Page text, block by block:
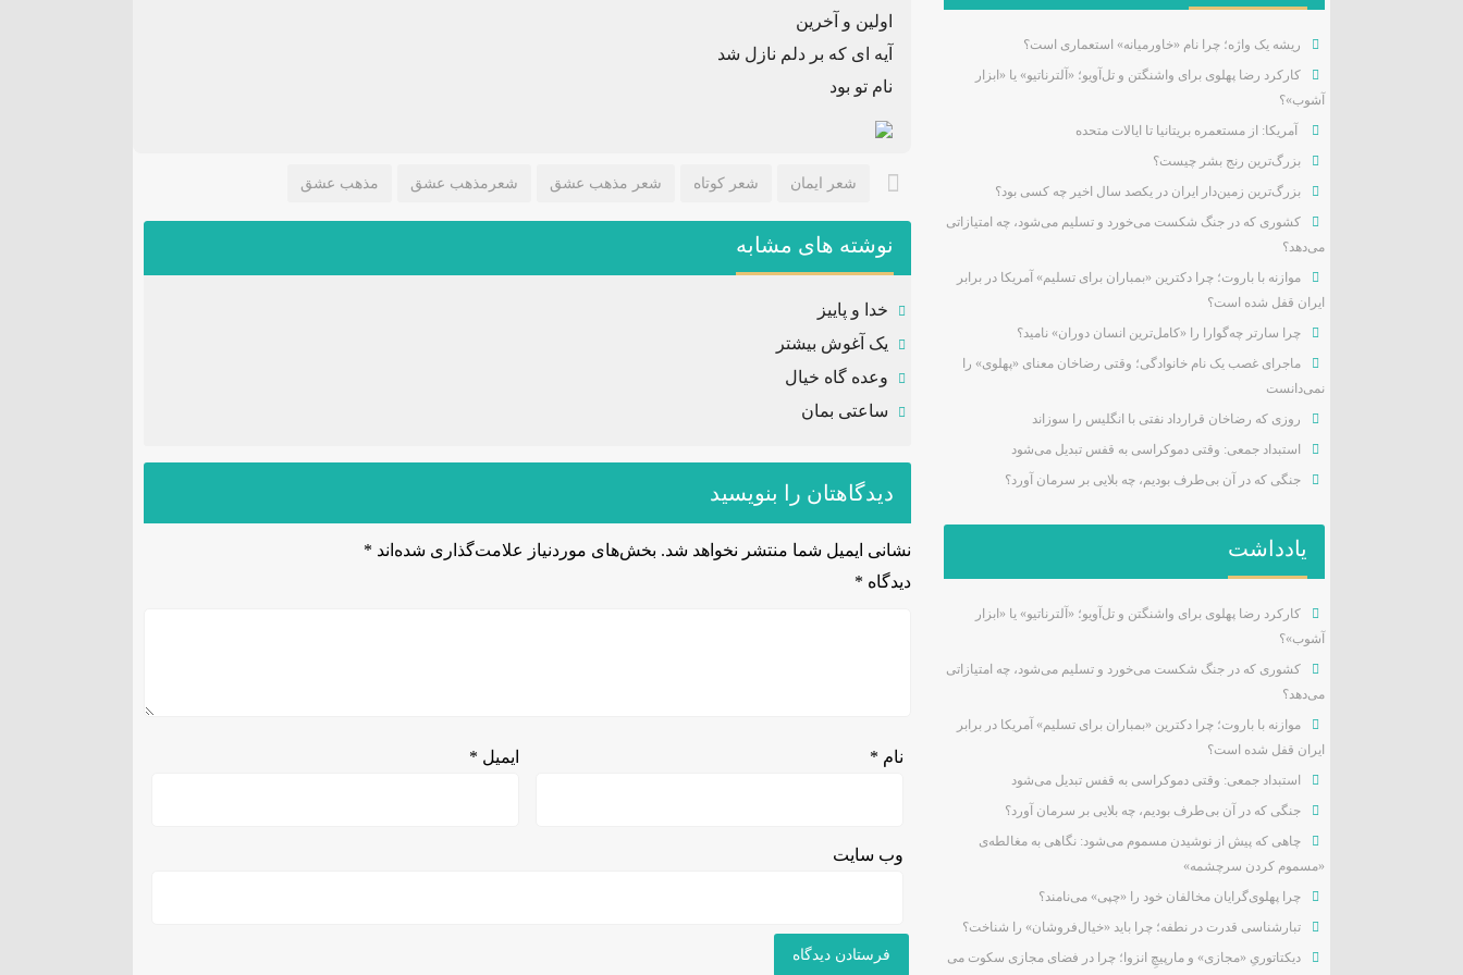
اولین و آخرین
آیه ای که بر دلم نازل شد
نام تو بود
شعر ایمان شعر کوتاه شعر مذهب عشق شعرمذهب عشق مذهب عشق
نوشته های مشابه
خدا و پاییز
یک آغوش بیشتر
وعده گاه خیال
ساعتی بمان
دیدگاهتان را بنویسید
نشانی ایمیل شما منتشر نخواهد شد. بخش‌های موردنیاز علامت‌گذاری شده‌اند *
دیدگاه *
نام * ایمیل *
وب‌ سایت
ریشه یک واژه؛ چرا نام «خاورمیانه» استعماری است؟
کارکرد رضا پهلوی برای واشنگتن و تل‌آویو؛ «آلترناتیو» یا «ابزار
آشوب»؟
آمریکا: از مستعمره بریتانیا تا ایالات متحده
بزرگ‌ترین رنج بشر چیست؟
بزرگ‌ترین زمین‌دار ایران در یکصد سال اخیر چه کسی بود؟
کشوری که در جنگ شکست می‌خورد و تسلیم می‌شود، چه امتیازاتی
می‌دهد؟
موازنه با باروت؛ چرا دکترین «بمباران برای تسلیم» آمریکا در برابر
ایران قفل شده است؟
چرا سارتر چه‌گوارا را «کامل‌ترین انسان دوران» نامید؟
ماجرای غصب یک نام خانوادگی؛ وقتی رضاخان معنای «پهلوی» را
نمی‌دانست
روزی که رضاخان قرارداد نفتی با انگلیس را سوزاند
استبداد جمعی: وقتی دموکراسی به قفس تبدیل می‌شود
جنگی که در آن بی‌طرف بودیم، چه بلایی بر سرمان آورد؟
یادداشت
کارکرد رضا پهلوی برای واشنگتن و تل‌آویو؛ «آلترناتیو» یا «ابزار
آشوب»؟
کشوری که در جنگ شکست می‌خورد و تسلیم می‌شود، چه امتیازاتی
می‌دهد؟
موازنه با باروت؛ چرا دکترین «بمباران برای تسلیم» آمریکا در برابر
ایران قفل شده است؟
استبداد جمعی: وقتی دموکراسی به قفس تبدیل می‌شود
جنگی که در آن بی‌طرف بودیم، چه بلایی بر سرمان آورد؟
چاهی که پیش از نوشیدن مسموم می‌شود: نگاهی به مغالطه‌ی
«مسموم کردن سرچشمه»
چرا پهلوی‌گرایان مخالفان خود را «چپی» می‌نامند؟
تبارشناسی قدرت در نطفه؛ چرا باید «خیال‌فروشان» را شناخت؟
دیکتاتوریِ «مجازی» و مارپیچِ انزوا؛ چرا در فضای مجازی سکوت می